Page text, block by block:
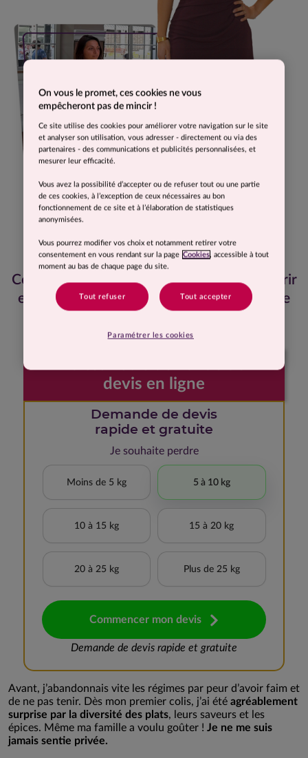
Ce programme m’a permis de me redécouvrir
et de retrouver du plaisir à prendre soin de
devis en ligne
Demande de devis
rapide et gratuite
Je souhaite perdre
Moins de 5 kg 5 à 10 kg
10 à 15 kg 15 à 20 kg
20 à 25 kg Plus de 25 kg
Commencer mon devis
Demande de devis rapide et gratuite
Avant, j’abandonnais vite les régimes par peur d’avoir faim et
de ne pas tenir. Dès mon premier colis, j’ai été agréablement
surprise par la diversité des plats, leurs saveurs et les
épices. Même ma famille a voulu goûter ! Je ne me suis
jamais sentie privée.
On vous le promet, ces cookies ne vous
empêcheront pas de mincir !
Ce site utilise des cookies pour améliorer votre navigation sur le site
et analyser son utilisation, vous adresser - directement ou via des
partenaires - des communications et publicités personnalisées, et
mesurer leur efficacité.
Vous avez la possibilité d’accepter ou de refuser tout ou une partie
de ces cookies, à l’exception de ceux nécessaires au bon
fonctionnement de ce site et à l’élaboration de statistiques
anonymisées.
Vous pourrez modifier vos choix et notamment retirer votre
consentement en vous rendant sur la page Cookies, accessible à tout
moment au bas de chaque page du site.
Tout refuser Tout accepter
Paramétrer les cookies